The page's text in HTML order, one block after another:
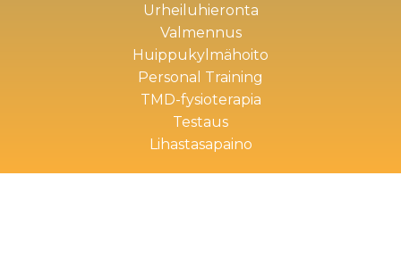
Urheiluhieronta
Valmennus
Huippukylmähoito
Personal Training
TMD-fysioterapia
Testaus
Lihastasapaino